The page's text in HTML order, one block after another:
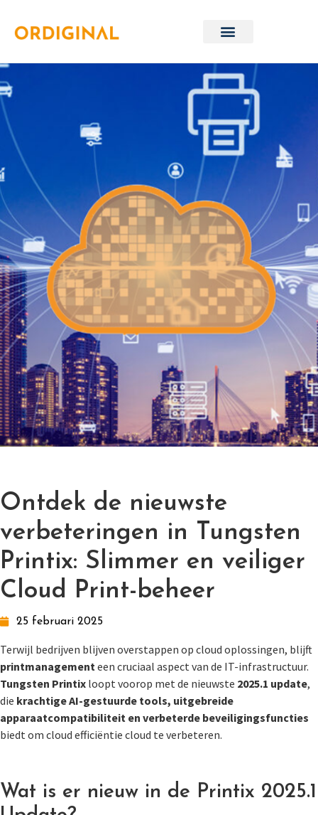
Ontdek de nieuwste
verbeteringen in Tungsten
Printix: Slimmer en veiliger
Cloud Print-beheer
25 februari 2025
Terwijl bedrijven blijven overstappen op cloud oplossingen, blijft
printmanagementeen cruciaal aspect van de IT-infrastructuur.
Tungsten Printix loopt voorop met de nieuwste 2025.1 update,
die krachtige AI-gestuurde tools, uitgebreide
apparaatcompatibiliteit en verbeterde beveiligingsfuncties
biedt om cloud efficiëntie cloud te verbeteren.
Wat is er nieuw in de Printix 2025.1